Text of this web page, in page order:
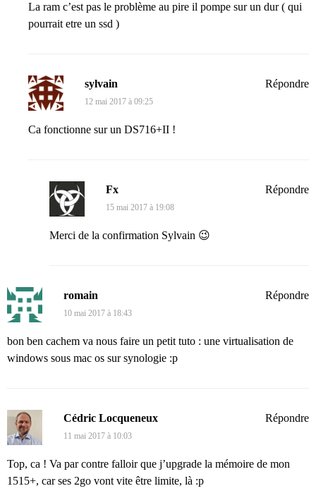
La ram c’est pas le problème au pire il pompe sur un dur ( qui
pourrait etre un ssd )
sylvain
12 mai 2017 à 09:25
Ca fonctionne sur un DS716+II !
Répondre
Fx
15 mai 2017 à 19:08
Merci de la confirmation Sylvain 😉
Répondre
romain
10 mai 2017 à 18:43
bon ben cachem va nous faire un petit tuto : une virtualisation de
windows sous mac os sur synologie :p
Répondre
Cédric Locqueneux
11 mai 2017 à 10:03
Top, ca ! Va par contre falloir que j’upgrade la mémoire de mon
1515+, car ses 2go vont vite être limite, là :p
Répondre